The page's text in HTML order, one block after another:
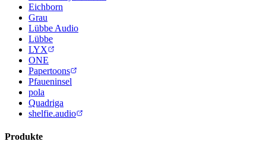
Eichborn
Grau
Lübbe Audio
Lübbe
LYX
ONE
Papertoons
Pfaueninsel
pola
Quadriga
shelfie.audio
Produkte